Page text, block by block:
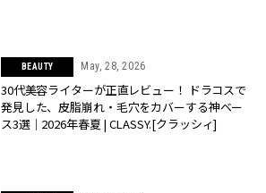
BEAUTY May, 28, 2026
30代美容ライターが正直レビュー！ ドラコスで
発見した、皮脂崩れ・毛穴をカバーする神ベー
ス3選｜2026年春夏 | CLASSY.[クラッシィ]